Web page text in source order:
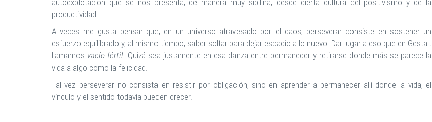
autoexplotación que se nos presenta, de manera muy sibilina, desde cierta cultura del positivismo y de la
productividad.
A veces me gusta pensar que, en un universo atravesado por el caos, perseverar consiste en sostener un
esfuerzo equilibrado y, al mismo tiempo, saber soltar para dejar espacio a lo nuevo. Dar lugar a eso que en Gestalt
llamamos vacío fértil. Quizá sea justamente en esa danza entre permanecer y retirarse donde más se parece la
vida a algo como la felicidad.
Tal vez perseverar no consista en resistir por obligación, sino en aprender a permanecer allí donde la vida, el
vínculo y el sentido todavía pueden crecer.